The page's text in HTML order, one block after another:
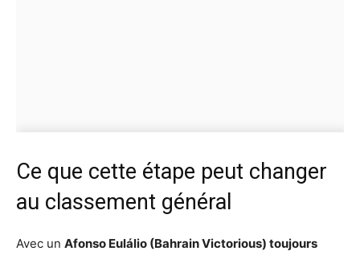
Ce que cette étape peut changer
au classement général
Avec un Afonso Eulálio (Bahrain Victorious) toujours